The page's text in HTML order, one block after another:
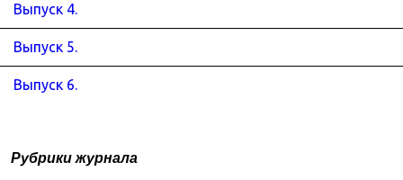
Выпуск 4.
Выпуск 5.
Выпуск 6.
Рубрики журнала